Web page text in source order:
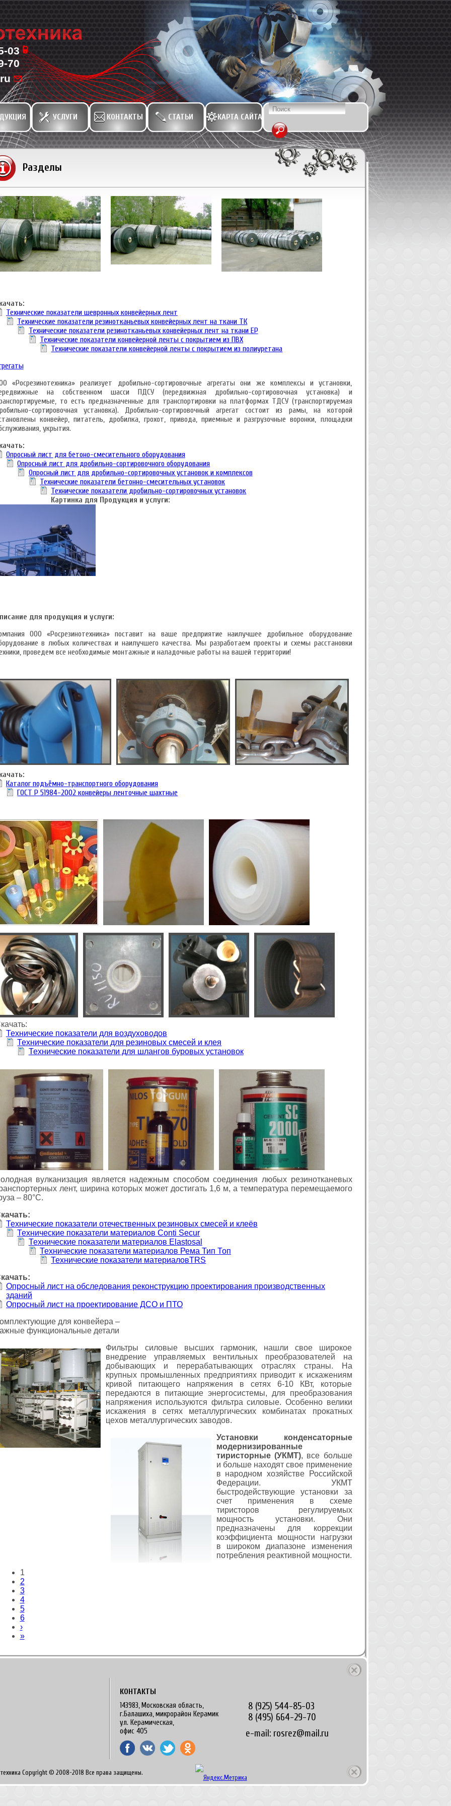
03
70
УСЛУГИ КОНТАКТЫ СТАТЬИ КАРТА САЙТА
Разделы
Технические показатели шевронных конвейерных лент
Технические показатели резинотканьевых конвейерных лент на ткани ТК
Технические показатели резинотканьевых конвейерных лент на ткани ЕР
Технические показатели конвейерной ленты с покрытием из ПВХ
Технические показатели конвейерной ленты с покрытием из полиуретана
«Росрезинотехника» реализует дробильно-сортировочные агрегаты они же комплексы и установки,
на собственном шасси ПДСУ (передвижная дробильно-сортировочная установка) и
то есть предназначенные для транспортировки на платформах ТДСУ (транспортируемая
сортировочная установка). Дробильно-сортировочный агрегат состоит из рамы, на которой
конвейер, питатель, дробилка, грохот, привода, приемные и разгрузочные воронки, площадки
укрытия.
Опросный лист для бетоно-смесительного оборудования
Опросный лист для дробильно-сортировочного оборудования
Опросный лист для дробильно-сортировочных установок и комплексов
Технические показатели бетонно-смесительных установок
Технические показатели дробильно-сортировочных установок
Картинка для Продукция и услуги:
для продукция и услуги:
ООО «Росрезинотехника» поставит на ваше предприятие наилучшее дробильное оборудование
в любых количествах и наилучшего качества. Мы разработаем проекты и схемы расстановки
проведем все необходимые монтажные и наладочные работы на вашей территории!
Каталог подъёмно-транспортного оборудования
ГОСТ Р 51984-2002 конвейеры ленточные шахтные
Технические показатели для воздуховодов
Технические показатели для резиновых смесей и клея
Технические показатели для шлангов буровых установок
вулканизация является надежным способом соединения любых резинотканевых
лент, ширина которых может достигать 1,6 м, а температура перемещаемого
– 80°С.
Технические показатели отечественных резиновых смесей и клеёв
Технические показатели материалов Conti Secur
Технические показатели материалов Elastosal
Технические показатели материалов Рема Тип Топ
Технические показатели материаловTRS
Опросный лист на обследования реконструкцию проектирования производственных
зданий
Опросный лист на проектирование ДСО и ПТО
для конвейера –
функциональные детали
Фильтры силовые высших гармоник, нашли свое широкое
внедрение управляемых вентильных преобразователей на
добывающих и перерабатывающих отраслях страны. На
крупных промышленных предприятиях приводит к искажениям
кривой питающего напряжения в сетях 6-10 КВт, которые
передаются в питающие энергосистемы, для преобразования
напряжения используются фильтра силовые. Особенно велики
искажения в сетях металлургических комбинатах прокатных
цехов металлургических заводов.
Установки конденсаторные
модернизированные
тиристорные (УКМТ), все больше
и больше находят свое применение
в народном хозяйстве Российской
Федерации. УКМТ
быстродействующие установки за
счет применения в схеме
тиристоров регулируемых
мощность установки. Они
предназначены для коррекции
коэффициента мощности нагрузки
в широком диапазоне изменения
потребления реактивной мощности.
1
2
3
4
5
6
›
»
КОНТАКТЫ
143983, Московская область,
г.Балашиха, микрорайон Керамик
ул. Керамическая,
офис 405
8 (925) 544-85-03
8 (495) 664-29-70
e-mail: rosrez@mail.ru
Copyright © 2008-2018 Все права защищены.